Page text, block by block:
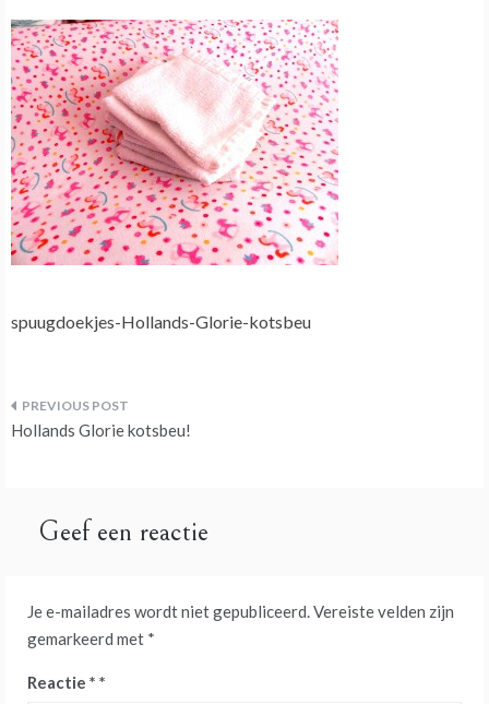
spuugdoekjes-Hollands-Glorie-kotsbeu
Bericht
Hollands Glorie kotsbeu!
Geef een reactie
Je e-mailadres wordt niet gepubliceerd.Vereiste velden zijn
gemarkeerd met *
Reactie *